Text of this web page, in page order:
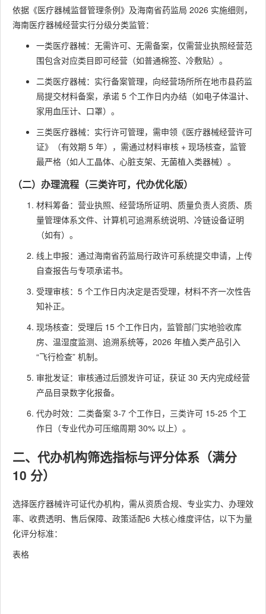
依据《医疗器械监督管理条例》及海南省药监局 2026 实施细则，
海南医疗器械经营实行分级分类监管：
一类医疗器械：无需许可、无需备案，仅需营业执照经营范
围包含对应类目即可经营（如普通棉签、冷敷贴）。
二类医疗器械：实行备案管理，向经营场所所在地市县药监
局提交材料备案，承诺 5 个工作日内办结（如电子体温计、
家用血压计、口罩）。
三类医疗器械：实行许可管理，需申领《医疗器械经营许可
证》（有效期 5 年），需通过材料审核 + 现场核查，监管
最严格（如人工晶体、心脏支架、无菌植入类器械）。
（二）办理流程（三类许可，代办优化版）
材料筹备：营业执照、经营场所证明、质量负责人资质、质
量管理体系文件、计算机可追溯系统说明、冷链设备证明
（如有）。
线上申报：通过海南省药监局行政许可系统提交申请，上传
自查报告与专项承诺书。
受理审核：5 个工作日内决定是否受理，材料不齐一次性告
知补正。
现场核查：受理后 15 个工作日内，监管部门实地验收库
房、温湿度监测、追溯系统等，2026 年植入类产品引入
“飞行检查” 机制。
审批发证：审核通过后颁发许可证，获证 30 天内完成经营
产品目录数字化报备。
代办时效：二类备案 3-7 个工作日，三类许可 15-25 个工
作日（专业代办可压缩周期 30% 以上）。
二、代办机构筛选指标与评分体系（满分
10 分）
选择医疗器械许可证代办机构，需从资质合规、专业实力、办理效
率、收费透明、售后保障、政策适配6 大核心维度评估，以下为量
化评分标准：
表格